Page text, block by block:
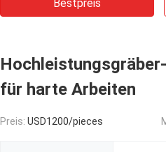
Bestpreis
für harte Arbeiten
Preis: USD1200/pieces